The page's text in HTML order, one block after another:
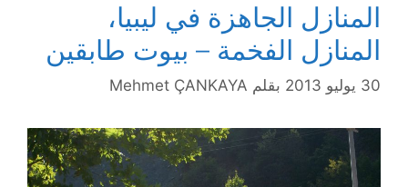
المنازل الجاهزة في ليبيا،
المنازل الفخمة – بيوت طابقين
30 يوليو 2013 بقلم Mehmet ÇANKAYA